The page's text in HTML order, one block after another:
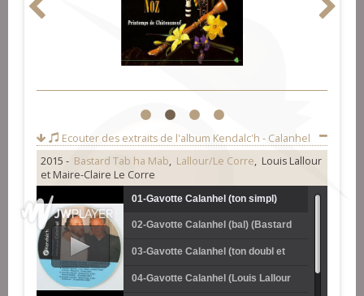
1 2 3 4
Ecouter des extraits de l'album Kendalc'h - Calanhel
2015 - Bastard Tab ha Mab, Lallour/Le Corre, Louis Lallour
et Maire-Claire Le Corre
01-Gavotte Calanhel (ton simpl)
(Bastard tad ha mab)
02-Gavotte Calanhel (bal) (Bastard
tad ha mab)
03-Gavotte Calanhel (ton doubl et
podù fer) (Bastard tad ha mab)
04-Gavotte Calanhel (Louis Lallour